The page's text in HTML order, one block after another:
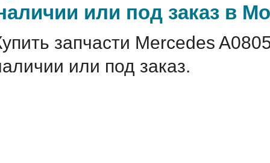
или под заказ в
запчасти Mercedes
или под заказ.